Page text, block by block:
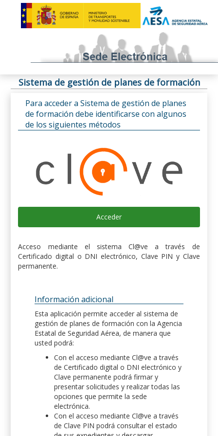
Sistema de gestión de planes de formación
Para acceder a Sistema de gestión de planes
de formación debe identificarse con algunos
de los siguientes métodos
Acceder
Acceso mediante el sistema Cl@ve a través de
Certificado digital o DNI electrónico, Clave PIN y Clave
permanente.
Información adicional
Esta aplicación permite acceder al sistema de
gestión de planes de formación con la Agencia
Estatal de Seguridad Aérea, de manera que
usted podrá:
Con el acceso mediante Cl@ve a través
de Certificado digital o DNI electrónico y
Clave permanente podrá firmar y
presentar solicitudes y realizar todas las
opciones que permite la sede
electrónica.
Con el acceso mediante Cl@ve a través
de Clave PIN podrá consultar el estado